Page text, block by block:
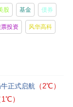
股 基金 债券
票投资 风华高科
正式启航 （2℃）
1℃）